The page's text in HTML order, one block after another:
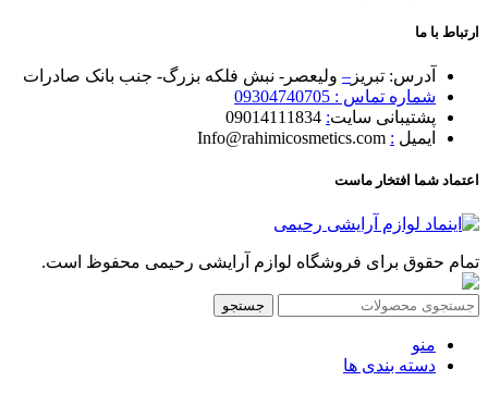
ارتباط با ما
آدرس: تبریز – ولیعصر- نبش فلکه بزرگ- جنب بانک صادرات
شماره تماس : 09304740705
پشتیبانی سایت:
ایمیل :
اعتماد شما افتخار ماست
تمام حقوق برای فروشگاه لوازم آرایشی رحیمی محفوظ است.
جستجو
منو
دسته بندی ها